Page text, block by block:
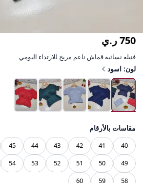
750 ر.ي
فنيلة نسائية قماش ناعم مريح للارتداء اليومي
لون: اسود
مقاسات بالأرقام
40
41
42
43
44
45
49
50
51
52
53
54
58
59
60